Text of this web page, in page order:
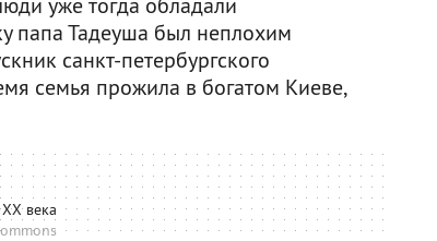
папа Тадеуша был неплохим
санкт-петербургского
семья прожила в богатом Киеве,
века